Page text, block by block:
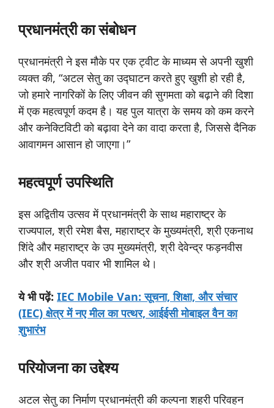
प्रधानमंत्रीकासंबोधन
प्रधानमंत्री ने इस मौके पर एक ट्वीट के माध्यम से अपनी खुशी
व्यक्त की, “अटल सेतु का उद्घाटन करते हुए खुशी हो रही है,
जो हमारे नागरिकों के लिए जीवन की सुगमता को बढ़ाने की दिशा
में एक महत्वपूर्ण कदम है। यह पुल यात्रा के समय को कम करने
और कनेक्टिविटी को बढ़ावा देने का वादा करता है, जिससे दैनिक
आवागमन आसान हो जाएगा।”
महत्वपूर्णउपस्थिति
इस अद्वितीय उत्सव में प्रधानमंत्री के साथ महाराष्ट्र के
राज्यपाल, श्री रमेश बैस, महाराष्ट्र के मुख्यमंत्री, श्री एकनाथ
शिंदे और महाराष्ट्र के उप मुख्यमंत्री, श्री देवेन्द्र फड़नवीस
और श्री अजीत पवार भी शामिल थे।
ये भी पढ़ें: IEC Mobile Van: सूचना, शिक्षा, और संचार
(IEC) क्षेत्र में नए मील का पत्थर, आईईसी मोबाइल वैन का
शुभारंभ
परियोजनाकाउद्देश्य
अटल सेतु का निर्माण प्रधानमंत्री की कल्पना शहरी परिवहन